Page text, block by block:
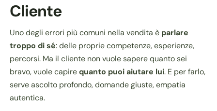
Cliente
Uno degli errori più comuni nella vendita è parlare
troppo di sé: delle proprie competenze, esperienze,
percorsi. Ma il cliente non vuole sapere quanto sei
bravo, vuole capirequanto puoi aiutare lui. E per farlo,
serve ascolto profondo, domande giuste, empatia
autentica.